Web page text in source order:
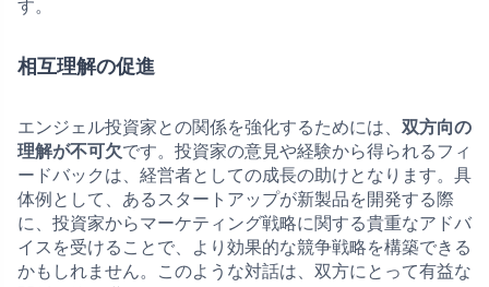
す。
相互理解の促進
エンジェル投資家との関係を強化するためには、 双方向の
理解が不可欠です。投資家の意見や経験から得られるフィ
ードバックは、経営者としての成長の助けとなります。具
体例として、あるスタートアップが新製品を開発する際
に、投資家からマーケティング戦略に関する貴重なアドバ
イスを受けることで、より効果的な競争戦略を構築できる
かもしれません。このような対話は、双方にとって有益な